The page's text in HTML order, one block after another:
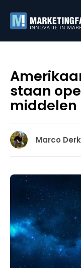
staan
middelen
Marco